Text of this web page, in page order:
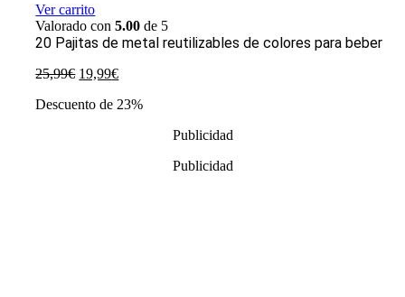
Ver carrito
Valorado con5.00 de 5
20 Pajitas de metal reutilizables de colores para beber
25,99€ El
original
19,99€El
actual
Descuento de 23%
Publicidad
Publicidad